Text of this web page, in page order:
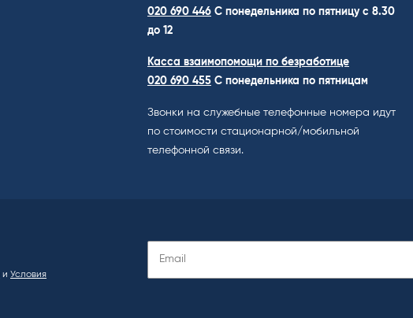
020 690 446 C понедельника по пятницу с 8.30
до 12
Касса взаимопомощи по безработице
020 690 455 С понедельника по пятницам
Звонки на служебные телефонные номера идут
по стоимости стационарной/мобильной
телефонной связи.
и Условия